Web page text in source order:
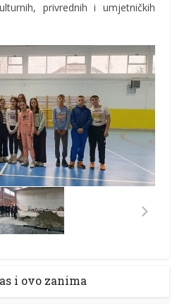
privrednih i umjetničkih
i ovo zanima